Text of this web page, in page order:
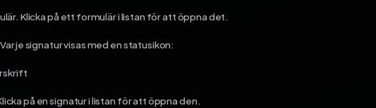
Klicka på ett formulär i listan för att öppna det.
signatur visas med en statusikon:
på en signatur i listan för att öppna den.